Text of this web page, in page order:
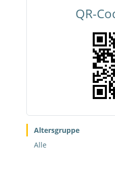
QR-
Altersgruppe
Alle